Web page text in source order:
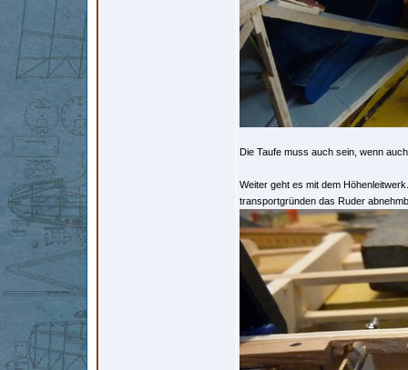
Die Taufe muss auch sein, wenn
Weiter geht es mit dem
transportgründen das Ruder